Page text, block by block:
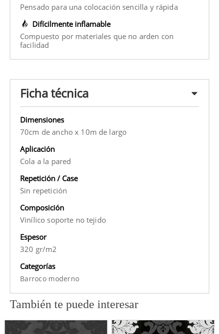
Pensado para una colocación sencilla y rápida
Difícilmente inflamable
Compuesto por materiales que no arden con
facilidad
Ficha técnica
Dimensiones
70cm de ancho x 10m de largo
Aplicación
Cola a la pared
Repetición / Case
Sin repetición
Composición
Vinílico soporte no tejido
Espesor
320 gr/m2
Categorías
Barroco moderno
También te puede interesar